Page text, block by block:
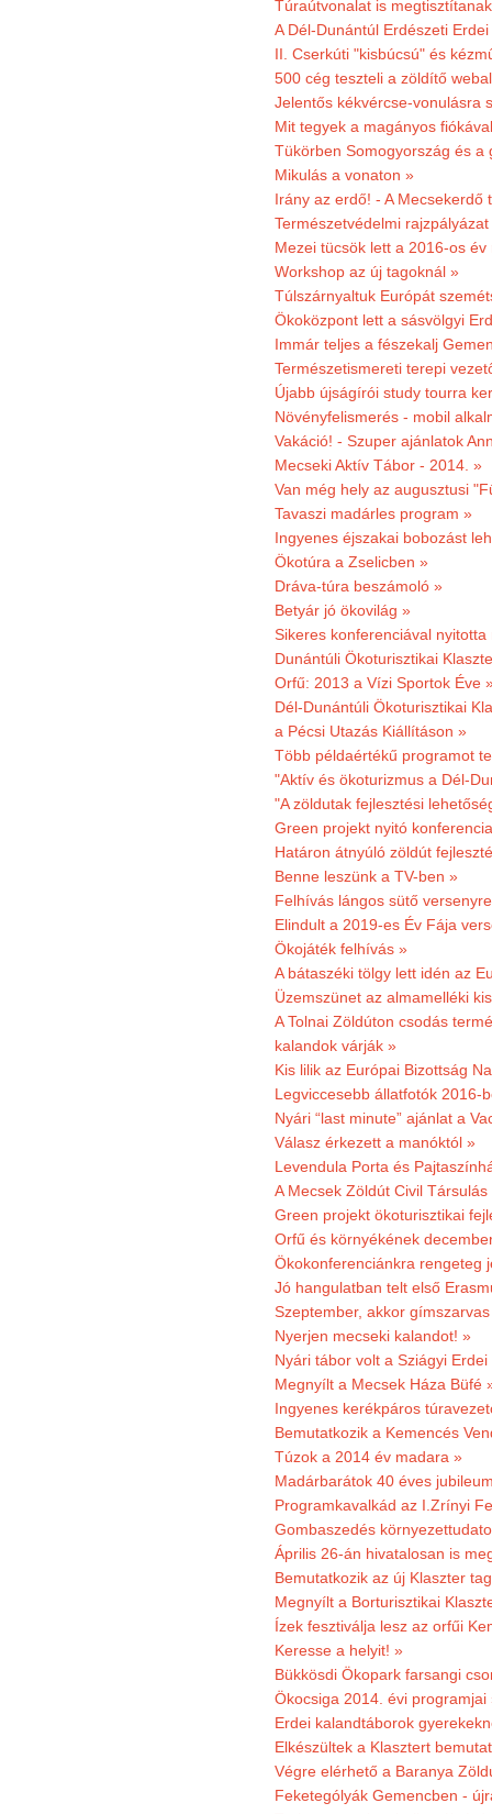
Túraútvonalat is
A Dél-Dunántúl Erdészeti
II. Cserkúti "kisbúcsú" és
500 cég teszteli a zöldítő
Jelentős kékvércse-vonulásra
Mit tegyek a magányos
Tükörben Somogyország és a
Mikulás a vonaton »
Irány az erdő! - A
Természetvédelmi
Mezei tücsök lett a 2016-os év
Workshop az új tagoknál »
Túlszárnyaltuk Európát
Ökoközpont lett a sásvölgyi
Immár teljes a fészekalj
Természetismereti terepi
Újabb újságírói study tourra
Növényfelismerés - mobil
Vakáció! - Szuper ajánlatok
Mecseki Aktív Tábor - 2014. »
Van még hely az augusztusi
Tavaszi madárles program »
Ingyenes éjszakai bobozást
Ökotúra a Zselicben »
Dráva-túra beszámoló »
Betyár jó ökovilág »
Sikeres konferenciával
Dunántúli Ökoturisztikai
Orfű: 2013 a Vízi Sportok Éve
Dél-Dunántúli Ökoturisztikai
a Pécsi Utazás Kiállításon »
Több példaértékű programot
"Aktív és ökoturizmus a Dél-
"A zöldutak fejlesztési
Green projekt nyitó
Határon átnyúló zöldút
Benne leszünk a TV-ben »
Felhívás lángos sütő
Elindult a 2019-es Év Fája
Ökojáték felhívás »
A bátaszéki tölgy lett idén az
Üzemszünet az almamelléki
A Tolnai Zöldúton csodás
kalandok várják »
Kis lilik az Európai Bizottság
Legviccesebb állatfotók 2016-
Nyári “last minute” ajánlat a
Válasz érkezett a manóktól »
Levendula Porta és
A Mecsek Zöldút Civil
Green projekt ökoturisztikai
Orfű és környékének
Ökokonferenciánkra rengeteg
Jó hangulatban telt első
Szeptember, akkor
Nyerjen mecseki kalandot! »
Nyári tábor volt a Sziágyi
Megnyílt a Mecsek Háza Büfé
Ingyenes kerékpáros
Bemutatkozik a Kemencés
Túzok a 2014 év madara »
Madárbarátok 40 éves
Programkavalkád az I.Zrínyi
Gombaszedés
Április 26-án hivatalosan is
Bemutatkozik az új Klaszter
Megnyílt a Borturisztikai
Ízek fesztiválja lesz az orfűi
Keresse a helyit! »
Bükkösdi Ökopark farsangi
Ökocsiga 2014. évi programjai
Erdei kalandtáborok
Elkészültek a Klasztert
Végre elérhető a Baranya
Feketególyák Gemencben -